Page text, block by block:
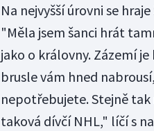
Na nejvyšší úrovni se
"Měla jsem šanci hrát
jako o královny. Zázemí
brusle vám hned
nepotřebujete. Stejně tak
taková dívčí NHL," líčí s